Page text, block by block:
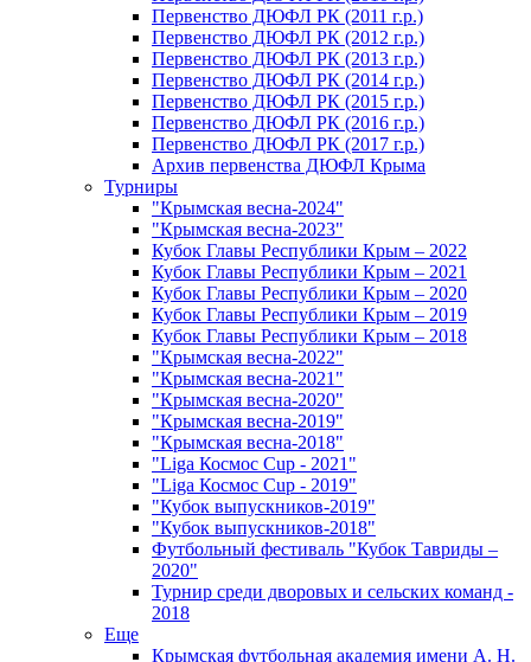
Первенство ДЮФЛ РК (2011 г.р.)
Первенство ДЮФЛ РК (2012 г.р.)
Первенство ДЮФЛ РК (2013 г.р.)
Первенство ДЮФЛ РК (2014 г.р.)
Первенство ДЮФЛ РК (2015 г.р.)
Первенство ДЮФЛ РК (2016 г.р.)
Первенство ДЮФЛ РК (2017 г.р.)
Архив первенства ДЮФЛ Крыма
Турниры
"Крымская весна-2024"
"Крымская весна-2023"
Кубок Главы Республики Крым – 2022
Кубок Главы Республики Крым – 2021
Кубок Главы Республики Крым – 2020
Кубок Главы Республики Крым – 2019
Кубок Главы Республики Крым – 2018
"Крымская весна-2022"
"Крымская весна-2021"
"Крымская весна-2020"
"Крымская весна-2019"
"Крымская весна-2018"
"Liga Космос Cup - 2021"
"Liga Космос Cup - 2019"
"Кубок выпускников-2019"
"Кубок выпускников-2018"
Футбольный фестиваль "Кубок Тавриды –
2020"
Турнир среди дворовых и сельских команд -
2018
Еще
Крымская футбольная академия имени А. Н.